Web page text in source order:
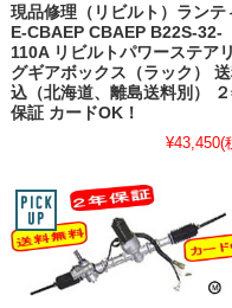
現品修理（リビルト）ランテ
E-CBAEP CBAEP B22S-32-
110A リビルトパワーステア
グギアボックス（ラック）
込（北海道、離島送料別）
保証 カードOK！
¥43,450(